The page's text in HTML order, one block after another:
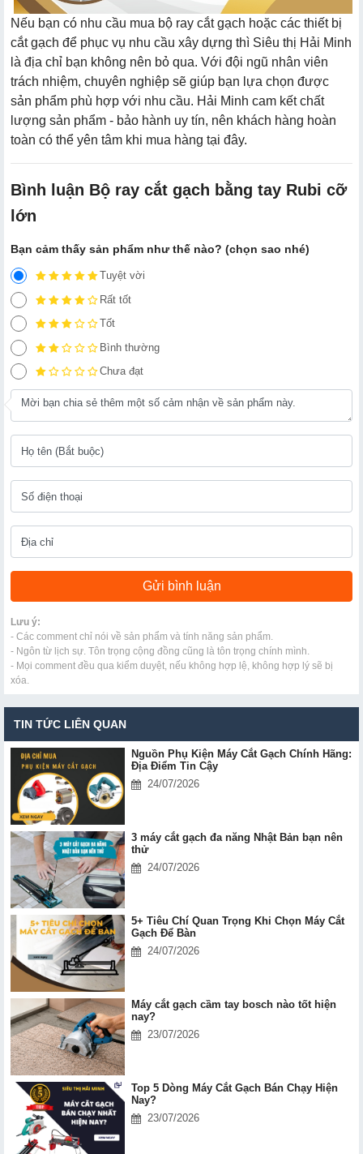
Nếu bạn có nhu cầu mua bộ ray cắt gạch hoặc các thiết bị
cắt gạch để phục vụ nhu cầu xây dựng thì Siêu thị Hải Minh
là địa chỉ bạn không nên bỏ qua. Với đội ngũ nhân viên
trách nhiệm, chuyên nghiệp sẽ giúp bạn lựa chọn được
sản phẩm phù hợp với nhu cầu. Hải Minh cam kết chất
lượng sản phẩm - bảo hành uy tín, nên khách hàng hoàn
toàn có thể yên tâm khi mua hàng tại đây.
Bình luận Bộ ray cắt gạch bằng tay Rubi cỡ
lớn
Bạn cảm thấy sản phẩm như thế nào? (chọn sao nhé)
Tuyệt vời
Rất tốt
Tốt
Bình thường
Chưa đạt
Lưu ý:
- Các comment chỉ nói về sản phẩm và tính năng sản phẩm.
- Ngôn từ lịch sự. Tôn trọng cộng đồng cũng là tôn trọng chính mình.
- Mọi comment đều qua kiểm duyệt, nếu không hợp lệ, không hợp lý sẽ bị
xóa.
TIN TỨC LIÊN QUAN
Nguồn Phụ Kiện Máy Cắt Gạch Chính Hãng:
Địa Điểm Tin Cậy
24/07/2026
3 máy cắt gạch đa năng Nhật Bản bạn nên
thử
24/07/2026
5+ Tiêu Chí Quan Trọng Khi Chọn Máy Cắt
Gạch Để Bàn
24/07/2026
Máy cắt gạch cầm tay bosch nào tốt hiện
nay?
23/07/2026
Top 5 Dòng Máy Cắt Gạch Bán Chạy Hiện
Nay?
23/07/2026